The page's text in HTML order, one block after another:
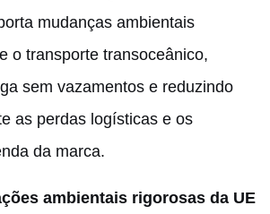
mudanças ambientais
o transporte transoceânico,
sem vazamentos e reduzindo
as perdas logísticas e os
da marca.
ambientais rigorosas da UE